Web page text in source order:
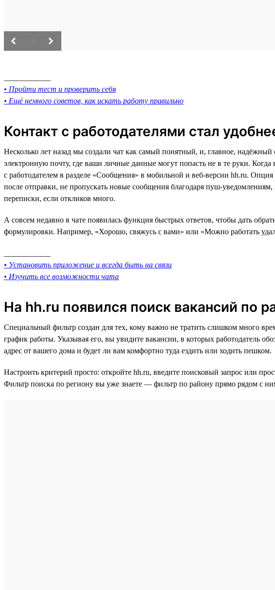
• Пройти тест и проверить себя
• Ещё немного советов, как искать работу правильно
Контакт с работодателями стал
Несколько лет назад мы создали чат как самый понятный, и, главное,
электронную почту, где ваши личные данные могут попасть не в те руки.
с работодателем в разделе «Сообщения» в мобильной и веб-версии hh.ru. Опция
после отправки, не пропускать новые сообщения благодаря пуш-уведомлениям,
переписки, если откликов много.
А совсем недавно в чате появилась функция быстрых ответов, чтобы дать
формулировки. Например, «Хорошо, свяжусь с вами» или «Можно работать
• Установить приложение и всегда быть на связи
• Изучить все возможности чата
На hh.ru появился поиск вакансий по
Специальный фильтр создан для тех, кому важно не тратить слишком много
график работы. Указывая его, вы увидите вакансии, в которых работодатель
адрес от вашего дома и будет ли вам комфортно туда ездить или ходить пешком.
Настроить критерий просто: откройте hh.ru, введите поисковый запрос или
Фильтр поиска по региону вы уже знаете — фильтр по району прямо рядом с